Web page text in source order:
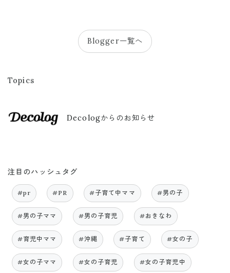
Blogger一覧へ
Topics
Decologからのお知らせ
注目のハッシュタグ
#pr #PR #子育て中ママ #男の子
#男の子ママ #男の子育児 #おきなわ
#育児中ママ #沖縄 #子育て #女の子
#女の子ママ #女の子育児 #女の子育児中